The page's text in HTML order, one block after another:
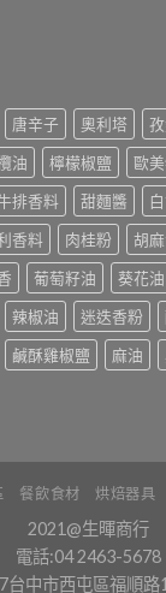
唐辛子 奧利塔
油 檸檬椒鹽 歐
排香料 甜麵醬
香料 肉桂粉 胡
葡萄籽油 葵花油
辣椒油 迷迭香粉
鹹酥雞椒鹽 麻油
餐飲食材 烘焙器具
2021@生暉商行
電話:04 2463-5678
台中市西屯區福順路